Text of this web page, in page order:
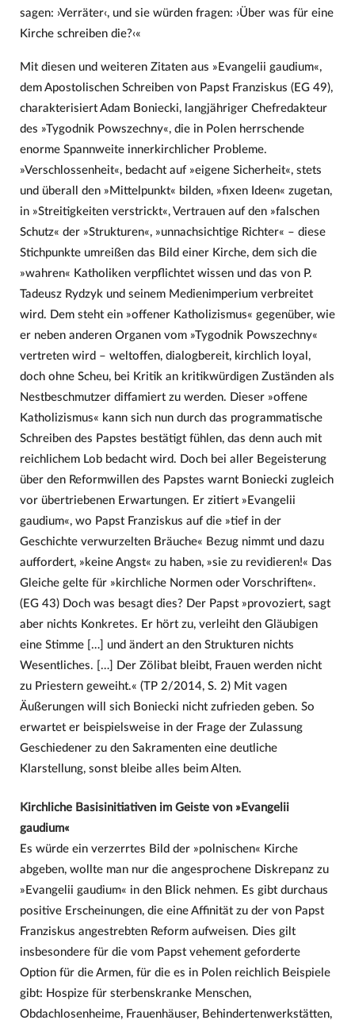
sagen: ›Verräter‹, und sie würden fragen: ›Über was für eine
Kirche schreiben die?‹«
Mit diesen und weiteren Zitaten aus »Evangelii gaudium«,
dem Apostolischen Schreiben von Papst Franziskus (EG 49),
charakterisiert Adam Boniecki, langjähriger Chefredakteur
des »Tygodnik Powszechny«, die in Polen herrschende
enorme Spannweite innerkirchlicher Probleme.
»Verschlossenheit«, bedacht auf »eigene Sicherheit«, stets
und überall den »Mittelpunkt« bilden, »fixen Ideen« zugetan,
in »Streitigkeiten verstrickt«, Vertrauen auf den »falschen
Schutz« der »Strukturen«, »unnachsichtige Richter« – diese
Stichpunkte umreißen das Bild einer Kirche, dem sich die
»wahren« Katholiken verpflichtet wissen und das von P.
Tadeusz Rydzyk und seinem Medienimperium verbreitet
wird. Dem steht ein »offener Katholizismus« gegenüber, wie
er neben anderen Organen vom »Tygodnik Powszechny«
vertreten wird – weltoffen, dialogbereit, kirchlich loyal,
doch ohne Scheu, bei Kritik an kritikwürdigen Zuständen als
Nestbeschmutzer diffamiert zu werden. Dieser »offene
Katholizismus« kann sich nun durch das programmatische
Schreiben des Papstes bestätigt fühlen, das denn auch mit
reichlichem Lob bedacht wird. Doch bei aller Begeisterung
über den Reformwillen des Papstes warnt Boniecki zugleich
vor übertriebenen Erwartungen. Er zitiert »Evangelii
gaudium«, wo Papst Franziskus auf die »tief in der
Geschichte verwurzelten Bräuche« Bezug nimmt und dazu
auffordert, »keine Angst« zu haben, »sie zu revidieren!« Das
Gleiche gelte für »kirchliche Normen oder Vorschriften«.
(EG 43) Doch was besagt dies? Der Papst »provoziert, sagt
aber nichts Konkretes. Er hört zu, verleiht den Gläubigen
eine Stimme […] und ändert an den Strukturen nichts
Wesentliches. […] Der Zölibat bleibt, Frauen werden nicht
zu Priestern geweiht.« (TP 2/2014, S. 2) Mit vagen
Äußerungen will sich Boniecki nicht zufrieden geben. So
erwartet er beispielsweise in der Frage der Zulassung
Geschiedener zu den Sakramenten eine deutliche
Klarstellung, sonst bleibe alles beim Alten.
Kirchliche Basisinitiativen im Geiste von »Evangelii
gaudium«
Es würde ein verzerrtes Bild der »polnischen« Kirche
abgeben, wollte man nur die angesprochene Diskrepanz zu
»Evangelii gaudium« in den Blick nehmen. Es gibt durchaus
positive Erscheinungen, die eine Affinität zu der von Papst
Franziskus angestrebten Reform aufweisen. Dies gilt
insbesondere für die vom Papst vehement geforderte
Option für die Armen, für die es in Polen reichlich Beispiele
gibt: Hospize für sterbenskranke Menschen,
Obdachlosenheime, Frauenhäuser, Behindertenwerkstätten,